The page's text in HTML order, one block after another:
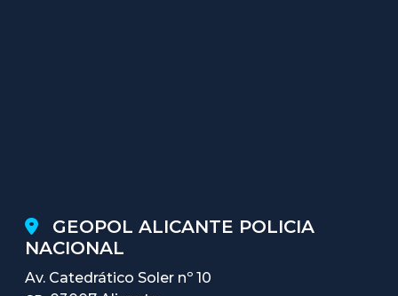
GEOPOL ALICANTE POLICIA
NACIONAL
Av. Catedrático Soler nº 10